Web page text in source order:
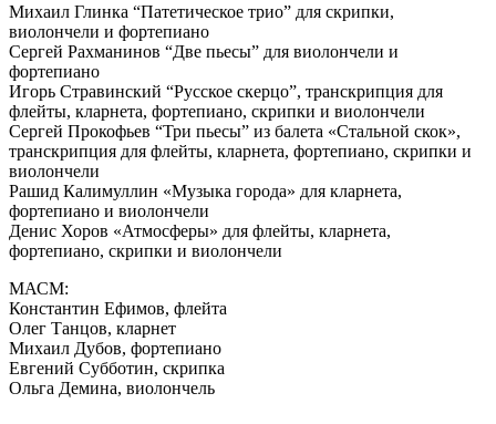
Михаил Глинка “Патетическое трио” для скрипки,
виолончели и фортепиано
Сергей Рахманинов “Две пьесы” для виолончели и
фортепиано
Игорь Стравинский “Русское скерцо”, транскрипция для
флейты, кларнета, фортепиано, скрипки и виолончели
Сергей Прокофьев “Три пьесы” из балета «Стальной скок»,
транскрипция для флейты, кларнета, фортепиано, скрипки и
виолончели
Рашид Калимуллин «Музыка города» для кларнета,
фортепиано и виолончели
Денис Хоров «Атмосферы» для флейты, кларнета,
фортепиано, скрипки и виолончели
МАСМ:
Константин Ефимов, флейта
Олег Танцов, кларнет
Михаил Дубов, фортепиано
Евгений Субботин, скрипка
Ольга Демина, виолончель